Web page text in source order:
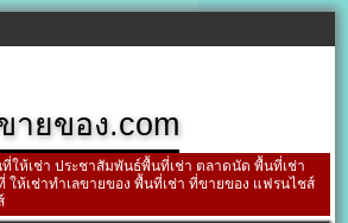
ายของ.com
ให้เช่า ประชาสัมพันธ์พื้นที่เช่า ตลาดนัด พื้นที่เช่า
ให้เช่าทำเลขายของ พื้นที่เช่า ที่ขายของ แฟรนไชส์